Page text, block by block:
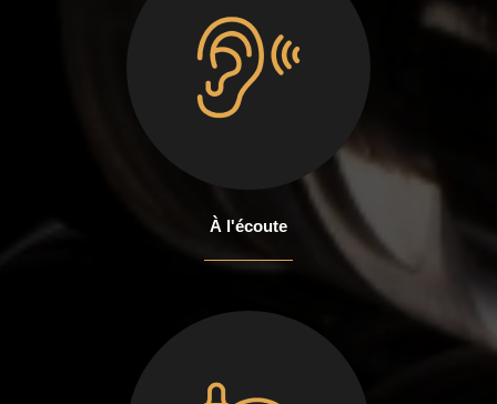
À l'écoute